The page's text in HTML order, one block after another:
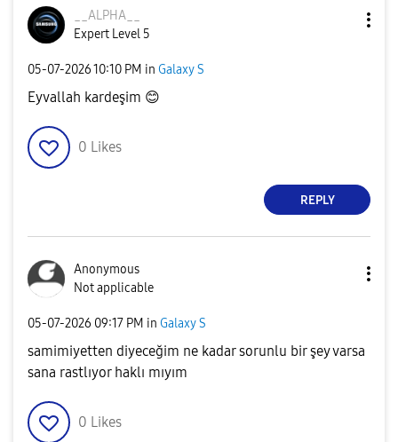
__ALPHA__
Expert Level 5
‎05-07-202610:10 PM in Galaxy S
Eyvallah kardeşim 😊
0 Likes
REPLY
Anonymous
Not applicable
‎05-07-2026 09:17 PM in Galaxy S
samimiyetten diyeceğim ne kadar sorunlu bir şey varsa
sana rastlıyor haklı mıyım
0 Likes